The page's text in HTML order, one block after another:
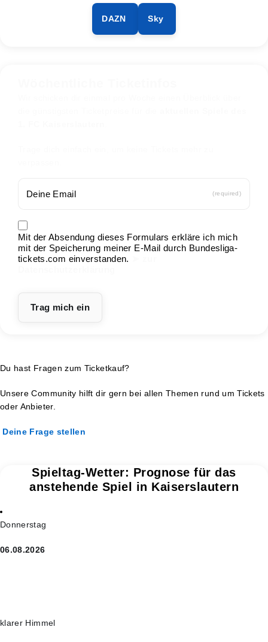
DAZN Sky
(required)
Mit der Absendung dieses Formulars erkläre ich mich
mit der Speicherung meiner E-Mail durch Bundesliga-
tickets.com einverstanden.
Du hast Fragen zum Ticketkauf?
Unsere Community hilft dir gern bei allen Themen rund um Tickets
oder Anbieter.
Deine Frage stellen
Spieltag-Wetter: Prognose für das
anstehende Spiel in Kaiserslautern
Donnerstag
06.08.2026
klarer Himmel